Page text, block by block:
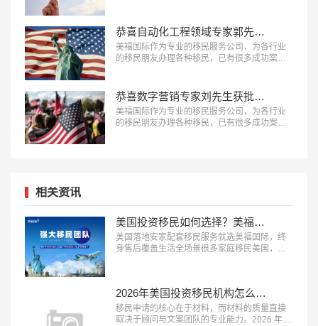
恭喜自动化工程领域专家郭先生获批美国EB-1A移民！
美福国际作为专业的移民服务公司，为各行业
的移民朋友办理各种移民，已有很多成功案
恭喜数字营销专家刘先生获批美国EB-1A移民！
美福国际作为专业的移民服务公司，为各行业
的移民朋友办理各种移民，已有很多成功案
相关资讯
美国投资移民如何选择？美福国际为每一位定制安家配套服务
美国落地安家配套移民服务就选美福国际，终
身售后覆盖生活全场景很多家庭移民美国，最
务覆盖全面、终身售后保障” 三大特征的移民服
务机构，正在成为新移民家庭的优先选择。这
类机构能承接登陆后的各类生活...…
2026年美国投资移民机构怎么选？美福国际深耕美国移民业务30年
移民申请的核心在于材料，而材料的质量直接
取决于顾问与文案团队的专业能力。2026 年，